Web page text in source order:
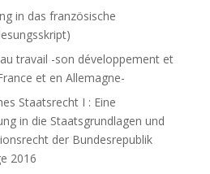
in das französische
au travail -son développement et
et en Allemagne-
Staatsrecht I : Eine
in die Staatsgrundlagen und
der Bundesrepublik
2016